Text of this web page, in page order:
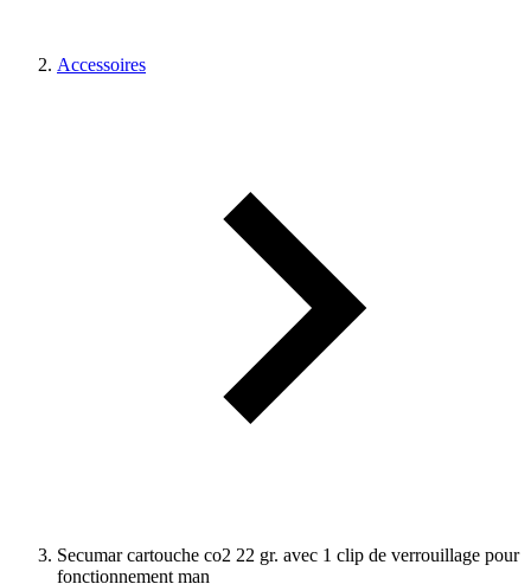
Accessoires
Secumar cartouche co2 22 gr. avec 1 clip de verrouillage pour
fonctionnement man